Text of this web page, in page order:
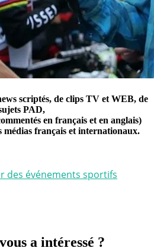
scriptés, de clips TV et WEB, de
PAD,
en français et en anglais)
médias français et internationaux.
des événements sportifs
a intéressé ?